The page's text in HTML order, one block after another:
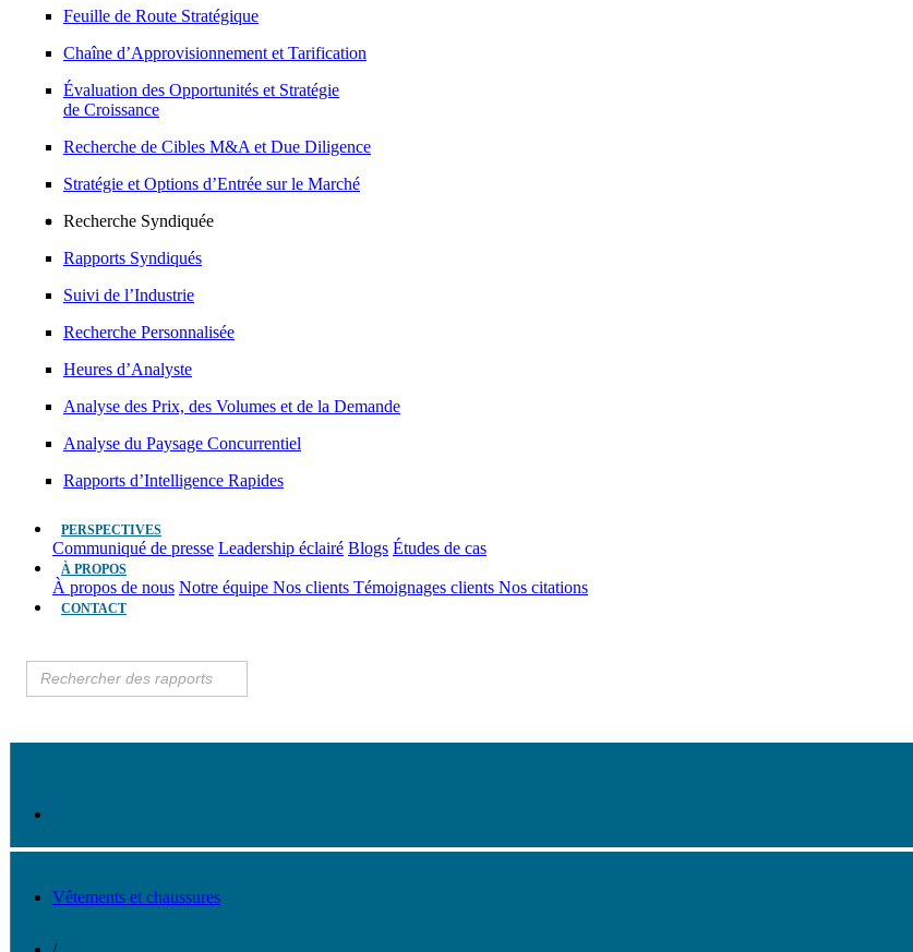
Feuille de Route Stratégique
Chaîne d’Approvisionnement et Tarification
Évaluation des Opportunités et Stratégie
de Croissance
Recherche de Cibles M&A et Due Diligence
Stratégie et Options d’Entrée sur le Marché
Recherche Syndiquée
Rapports Syndiqués
Suivi de l’Industrie
Recherche Personnalisée
Heures d’Analyste
Analyse des Prix, des Volumes et de la Demande
Analyse du Paysage Concurrentiel
Rapports d’Intelligence Rapides
PERSPECTIVES
Communiqué de presse Leadership éclairé Blogs Études de cas
À PROPOS
À propos de nous Notre équipe Nos clients Témoignages clients Nos citations
CONTACT
Vêtements et chaussures